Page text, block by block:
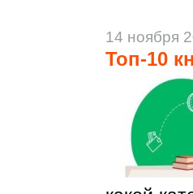
14 ноября
Топ-10